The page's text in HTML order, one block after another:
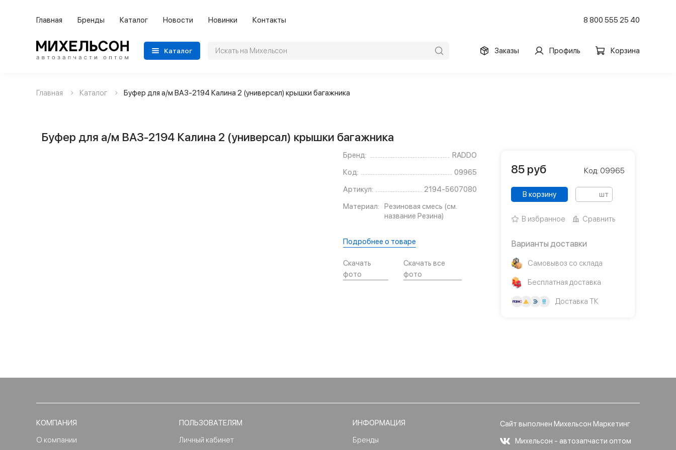
Главная Бренды Каталог Новости Новинки Контакты 8 800 555 25 40
Каталог Заказы Профиль Корзина
Применяемость
Категории автозапчастей
Главная Каталог Буфер для а/м ВАЗ-2194 Калина 2 (универсал) крышки багажника
Буфер для а/м ВАЗ-2194 Калина 2 (универсал) крышки багажника
Бренд:
RADDO
Код:
09965
Артикул:
2194-5607080
Материал:
Резиновая смесь (см.
название Резина)
Подробнее о товаре
Скачать
фото
Скачать все
фото
85 руб Код: 09965
В корзину шт
В избранное Сравнить
Варианты доставки
Самовывоз со склада
Бесплатная доставка
Доставка ТК
КОМПАНИЯ
О компании
ПОЛЬЗОВАТЕЛЯМ
Личный кабинет
ИНФОРМАЦИЯ
Бренды
Сайт выполнен Михельсон Маркетинг
Михельсон - автозапчасти оптом